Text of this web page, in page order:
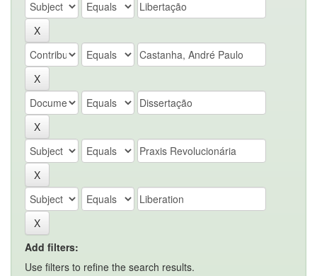
Add filters:
Use filters to refine the search results.